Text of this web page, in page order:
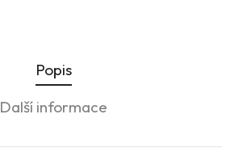
Popis
Další informace